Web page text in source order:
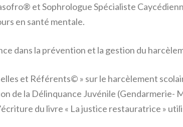
et Sophrologue Spécialiste
en santé mentale.
dans la prévention et la gestion du
et Référents© » sur le harcèlement
de la Délinquance Juvénile (Gendarmerie-
du livre « La justice restauratrice »